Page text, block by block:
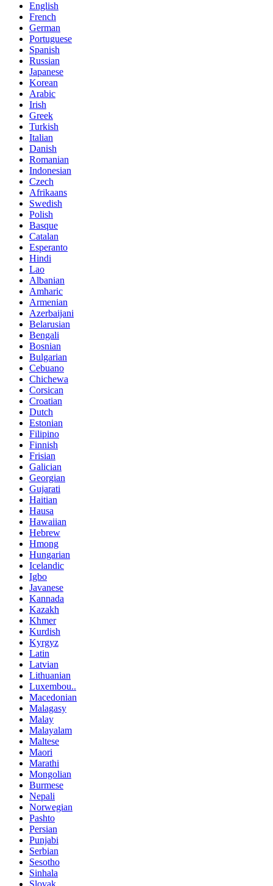
English
French
German
Portuguese
Spanish
Russian
Japanese
Korean
Arabic
Irish
Greek
Turkish
Italian
Danish
Romanian
Indonesian
Czech
Afrikaans
Swedish
Polish
Basque
Catalan
Esperanto
Hindi
Lao
Albanian
Amharic
Armenian
Azerbaijani
Belarusian
Bengali
Bosnian
Bulgarian
Cebuano
Chichewa
Corsican
Croatian
Dutch
Estonian
Filipino
Finnish
Frisian
Galician
Georgian
Gujarati
Haitian
Hausa
Hawaiian
Hebrew
Hmong
Hungarian
Icelandic
Igbo
Javanese
Kannada
Kazakh
Khmer
Kurdish
Kyrgyz
Latin
Latvian
Lithuanian
Luxembou..
Macedonian
Malagasy
Malay
Malayalam
Maltese
Maori
Marathi
Mongolian
Burmese
Nepali
Norwegian
Pashto
Persian
Punjabi
Serbian
Sesotho
Sinhala